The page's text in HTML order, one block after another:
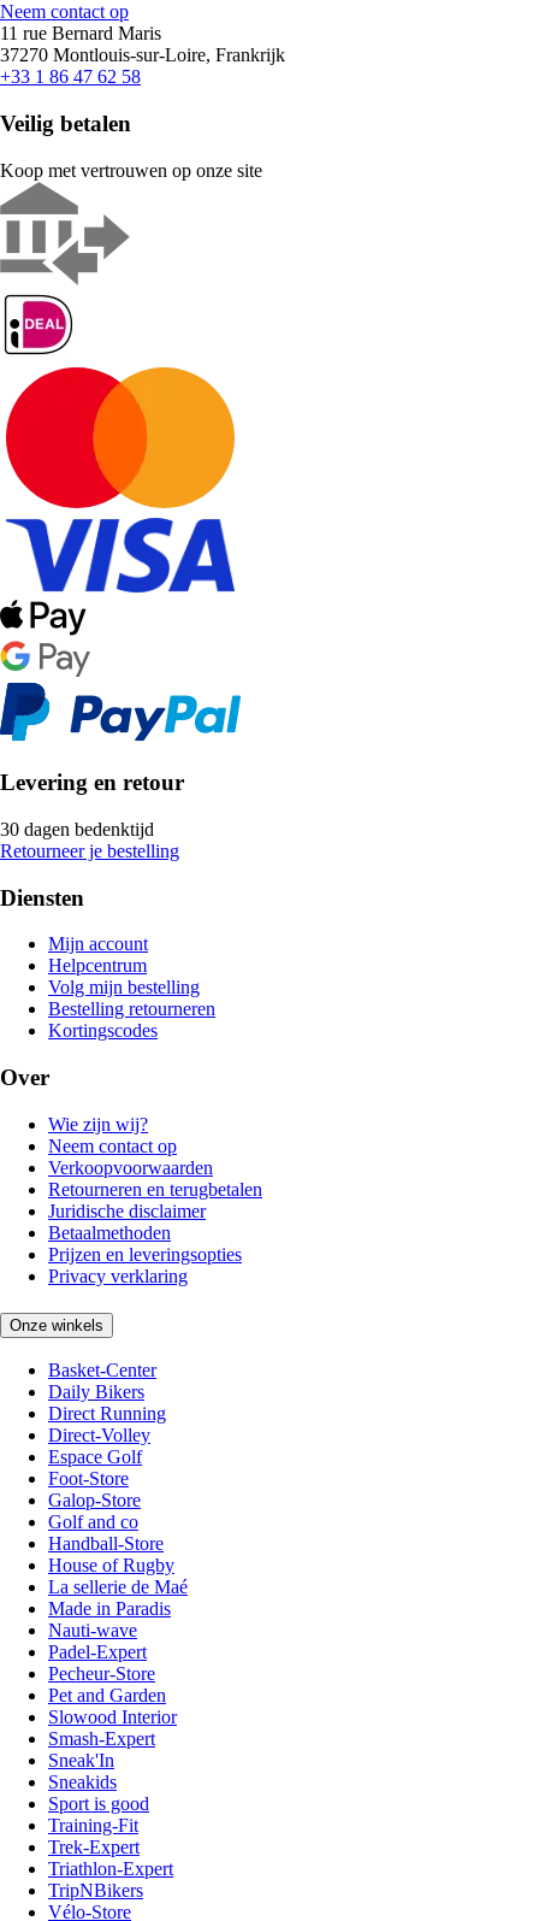
Neem contact op
11 rue Bernard Maris
37270 Montlouis-sur-Loire, Frankrijk
+33 1 86 47 62 58
Veilig betalen
Koop met vertrouwen op onze site
Levering en retour
30 dagen bedenktijd
Retourneer je bestelling
Diensten
Mijn account
Helpcentrum
Volg mijn bestelling
Bestelling retourneren
Kortingscodes
Over
Wie zijn wij?
Neem contact op
Verkoopvoorwaarden
Retourneren en terugbetalen
Juridische disclaimer
Betaalmethoden
Prijzen en leveringsopties
Privacy verklaring
Onze winkels
Basket-Center
Daily Bikers
Direct Running
Direct-Volley
Espace Golf
Foot-Store
Galop-Store
Golf and co
Handball-Store
House of Rugby
La sellerie de Maé
Made in Paradis
Nauti-wave
Padel-Expert
Pecheur-Store
Pet and Garden
Slowood Interior
Smash-Expert
Sneak'In
Sneakids
Sport is good
Training-Fit
Trek-Expert
Triathlon-Expert
TripNBikers
Vélo-Store